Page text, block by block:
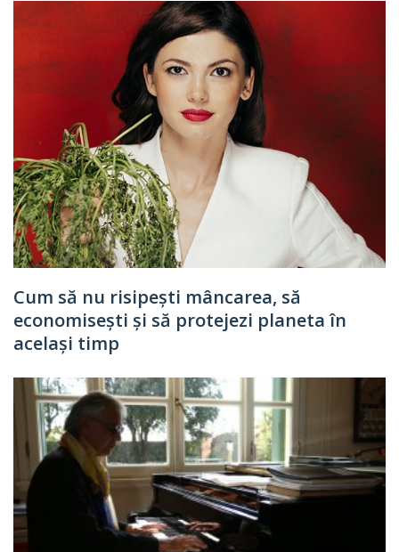
Cum să nu risipești mâncarea, să
economisești și să protejezi planeta în
același timp